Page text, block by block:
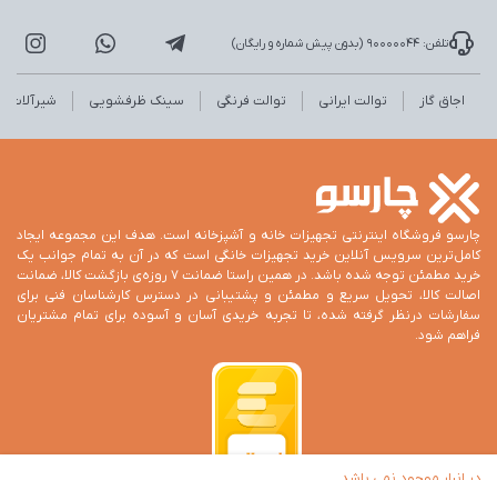
تلفن: 90000044 (بدون پیش شماره و رایگان)
اجاق گاز توالت ایرانی توالت فرنگی سینک ظرفشویی شیرآلات
چارسو فروشگاه اینترنتی تجهیزات خانه و آشپزخانه است. هدف این مجموعه ایجاد
کامل‌ترین سرویس آنلاین خرید تجهیزات خانگی است که در آن به تمام جوانب یک
خرید مطمئن توجه شده باشد. در همین راستا ضمانت 7 روزه‌ی بازگشت کالا، ضمانت
اصالت کالا، تحویل سریع و مطمئن و پشتیبانی در دسترس کارشناسان فنی برای
سفارشات درنظر گرفته شده، تا تجربه خریدی آسان و آسوده برای تمام مشتریان
فراهم شود.